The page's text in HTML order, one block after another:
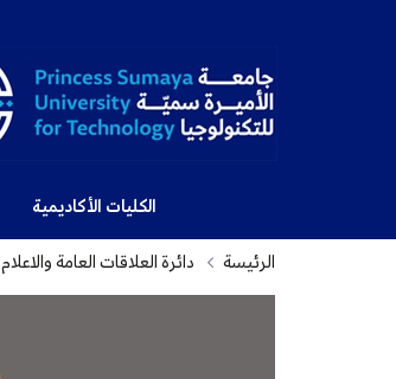
الكليات الأكاديمية
الرئيسة دائرة العلاقات العامة والاعلام